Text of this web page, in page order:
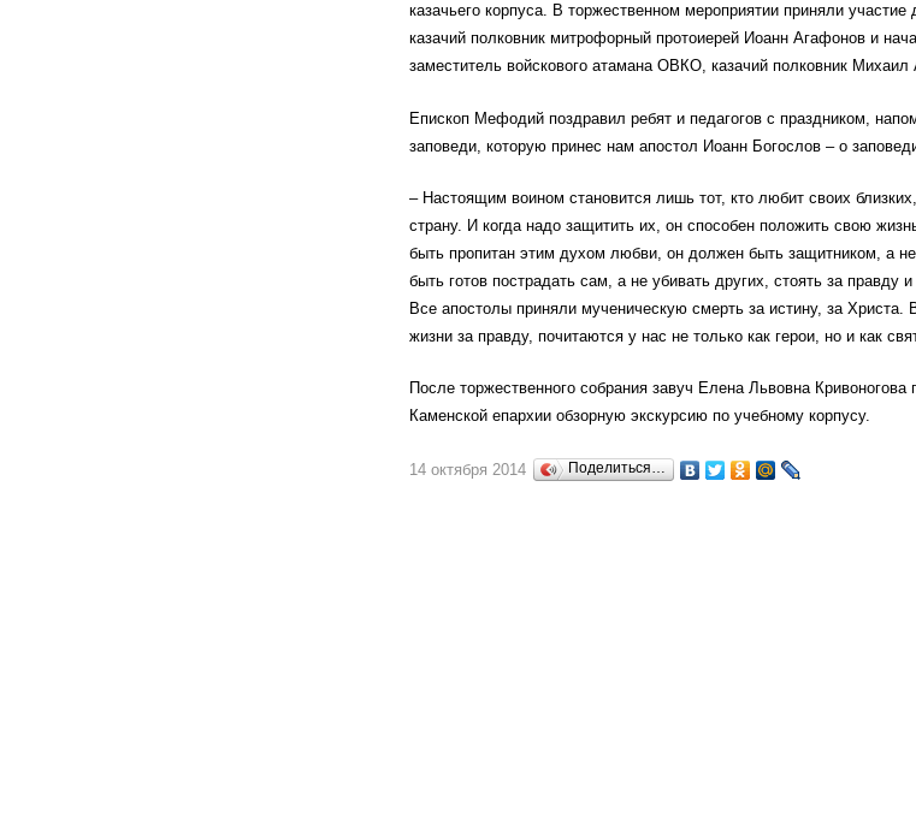
казачьего корпуса. В торжественном мероприятии приняли
казачий полковник митрофорный протоиерей Иоанн Агафонов и
заместитель войскового атамана ОВКО, казачий полковник Михаил
Епископ Мефодий поздравил ребят и педагогов с праздником,
заповеди, которую принес нам апостол Иоанн Богослов – о
– Настоящим воином становится лишь тот, кто любит своих
страну. И когда надо защитить их, он способен положить свою
быть пропитан этим духом любви, он должен быть защитником, а
быть готов пострадать сам, а не убивать других, стоять за правду
Все апостолы приняли мученическую смерть за истину, за Христа.
жизни за правду, почитаются у нас не только как герои, но и как
После торжественного собрания завуч Елена Львовна Кривоногова
Каменской епархии обзорную экскурсию по учебному корпусу.
14 октября 2014 Поделиться…